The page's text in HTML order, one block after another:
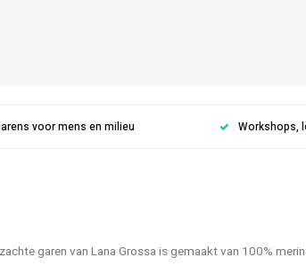
voor mens en milieu Workshops,
garen van Lana Grossa is gemaakt van 100%